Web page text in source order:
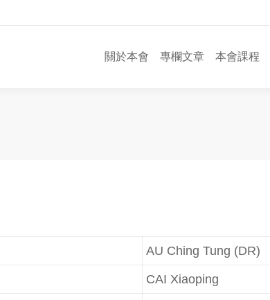
關於本會 專欄文章 本會課程
AU Ching Tung (DR)
CAI Xiaoping